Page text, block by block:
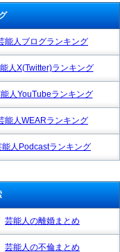
能人ブログランキング
人X(Twitter)ランキング
人YouTubeランキング
能人WEARランキング
能人Podcastランキング
芸能人の離婚まとめ
芸能人の不倫まとめ